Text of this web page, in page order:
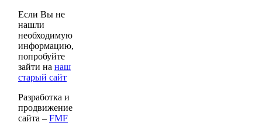
Если Вы не
нашли
необходимую
информацию,
попробуйте
зайти на наш
старый сайт
Разработка и
продвижение
сайта – FMF